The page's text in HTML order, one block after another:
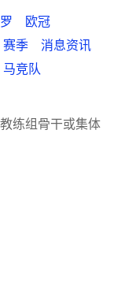
欧冠
赛季
消息资讯
马竞队
练组骨干或集体